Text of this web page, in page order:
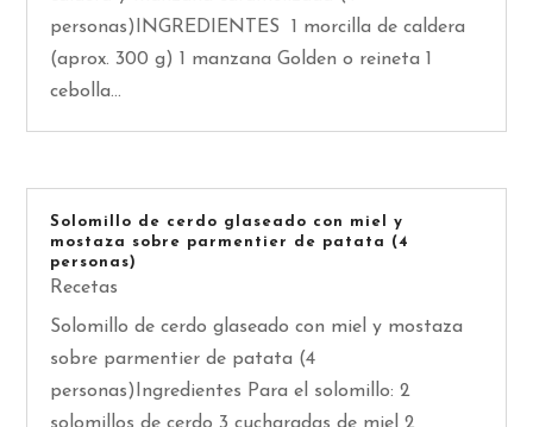
personas)INGREDIENTES 1 morcilla de caldera
(aprox. 300 g) 1 manzana Golden o reineta 1
cebolla...
Solomillo de cerdo glaseado con miel y
mostaza sobre parmentier de patata (4
personas)
Recetas
Solomillo de cerdo glaseado con miel y mostaza
sobre parmentier de patata (4
personas)Ingredientes Para el solomillo: 2
solomillos de cerdo 3 cucharadas de miel 2